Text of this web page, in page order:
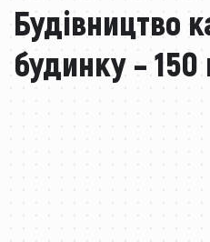
Будівництво
будинку – 150